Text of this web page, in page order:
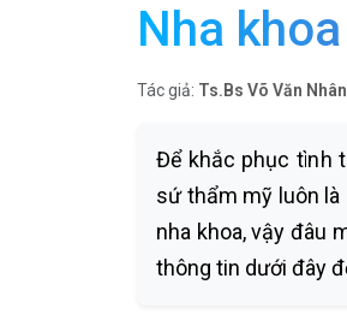
Nha
Tác giả: Ts.Bs Võ Văn Nhân
Để khắc phục tình
sứ thẩm mỹ luôn là
nha khoa, vậy đâu
thông tin dưới đây